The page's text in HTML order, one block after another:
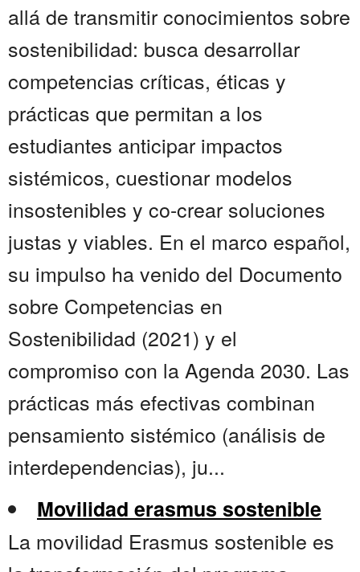
allá de transmitir conocimientos sobre
sostenibilidad: busca desarrollar
competencias críticas, éticas y
prácticas que permitan a los
estudiantes anticipar impactos
sistémicos, cuestionar modelos
insostenibles y co-crear soluciones
justas y viables. En el marco español,
su impulso ha venido del Documento
sobre Competencias en
Sostenibilidad (2021) y el
compromiso con la Agenda 2030. Las
prácticas más efectivas combinan
pensamiento sistémico (análisis de
interdependencias), ju...
Movilidad erasmus sostenible
La movilidad Erasmus sostenible es